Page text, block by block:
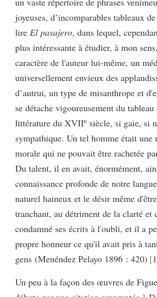
joyeuses, d’incomparables tableaux
lire El pasajero, dans lequel,
plus intéressante à étudier, à mon
caractère de l'auteur lui-même, un
universellement envieux des
d’autrui, un type de misanthrope et
se détache vigoureusement du tableau
littérature du XVIIe siècle, si gaie, si
sympathique. Un tel homme était une
morale qui ne pouvait être rachetée
Du talent, il en avait, énormément,
connaissance profonde de notre
naturel haineux et le désir même
tranchant, au détriment de la clarté et
condamné ses écrits à l'oubli, et il a
propre honneur ce qu'il avait pris à
gens (Menéndez Pelayo 1896 : 420) 1
Un peu à la façon des œuvres de